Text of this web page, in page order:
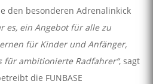
den besonderen Adrenalinkick
es, ein Angebot für alle zu
für Kinder und Anfänger,
für ambitionierte Radfahrer“, sagt
die FUNBASE